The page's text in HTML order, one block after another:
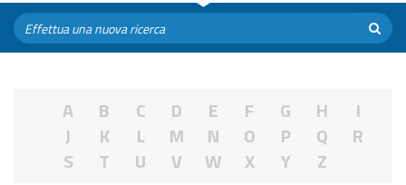
A B C D E F G H
I
J
K L M N O P Q
R
S
T U V W X Y Z